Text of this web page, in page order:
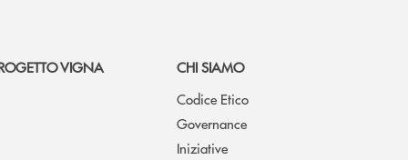
VIGNA
CHI SIAMO
Codice Etico
Governance
Iniziative